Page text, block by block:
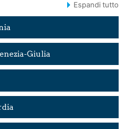
Espandi tutto
Giulia